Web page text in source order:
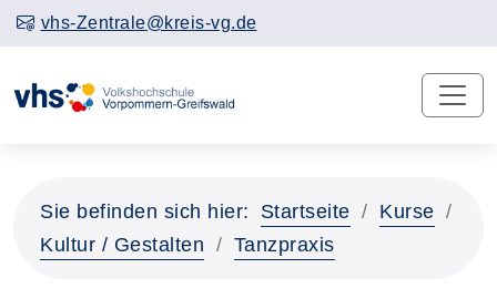
vhs-Zentrale@kreis-vg.de
Sie befinden sich hier: Startseite
Kurse
Kultur / Gestalten
Tanzpraxis